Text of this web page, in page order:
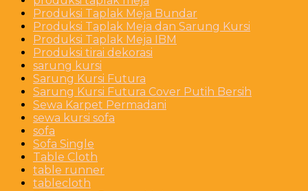
Produksi Taplak Meja Bundar
Produksi Taplak Meja dan Sarung Kursi
Produksi Taplak Meja IBM
Produksi tirai dekorasi
sarung kursi
Sarung Kursi Futura
Sarung Kursi Futura Cover Putih Bersih
Sewa Karpet Permadani
sewa kursi sofa
sofa
Sofa Single
Table Cloth
table runner
tablecloth